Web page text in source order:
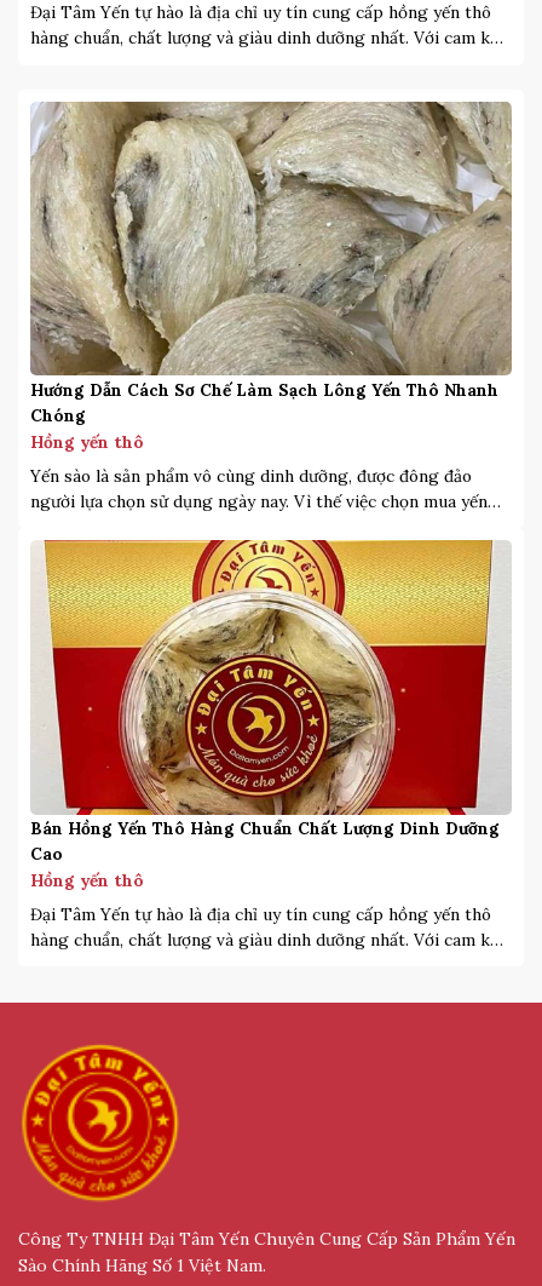
Đại Tâm Yến tự hào là địa chỉ uy tín cung cấp hồng yến thô
hàng chuẩn, chất lượng và giàu dinh dưỡng nhất. Với cam kết
loại, Đại tâm […]
Hướng Dẫn Cách Sơ Chế Làm Sạch Lông Yến Thô Nhanh
Chóng
Hồng yến thô
Yến sào là sản phẩm vô cùng dinh dưỡng, được đông đảo
người lựa chọn sử dụng ngày nay. Vì thế việc chọn mua yến
mua phải những sản phẩm yến sào kém chất lượng. Việc mua
yến thô là một cách […]
Bán Hồng Yến Thô Hàng Chuẩn Chất Lượng Dinh Dưỡng
Cao
Hồng yến thô
Đại Tâm Yến tự hào là địa chỉ uy tín cung cấp hồng yến thô
hàng chuẩn, chất lượng và giàu dinh dưỡng nhất. Với cam kết
Công Ty TNHH Đại Tâm Yến Chuyên Cung Cấp Sản Phẩm Yến
Sào Chính Hãng Số 1 Việt Nam.